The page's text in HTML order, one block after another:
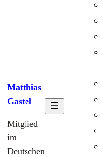
Matthias
Gastel
Mitglied
im
Deutschen